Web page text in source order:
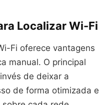
Localizar Wi-Fi
Fi oferece vantagens
manual. O principal
de deixar a
de forma otimizada e